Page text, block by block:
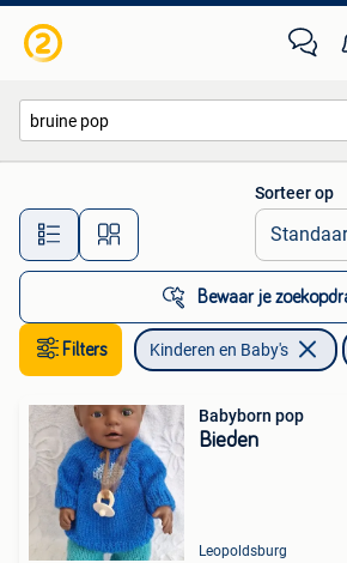
Alle afstanden…
Sorteer op
Bewaar je
Filters Kinderen en Baby's
Babyborn pop
Bieden
Leopoldsburg